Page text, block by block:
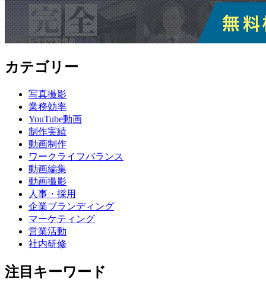
カテゴリー
写真撮影
業務効率
YouTube動画
制作実績
動画制作
ワークライフバランス
動画編集
動画撮影
人事・採用
企業ブランディング
マーケティング
営業活動
社内研修
注目キーワード